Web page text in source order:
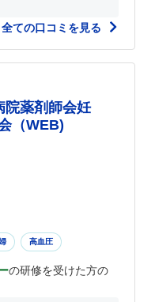
全ての口コミを見る
院薬剤師会妊
（WEB)
高血圧
の研修を受けた方の